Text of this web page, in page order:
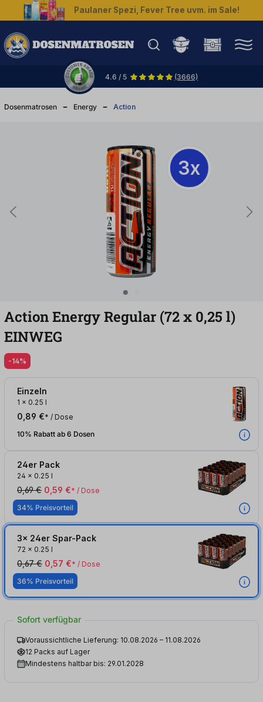
springen Paulaner Spezi, Fever Tree uvm. im Sale!
4.6 / 5 (3666)
Dosenmatrosen Energy Action
3x
Action Energy Regular (72x 0,25 l)
EINWEG
-14%
Einzeln
1 x 0.25 l
0,89 €* / Dose
10% Rabatt ab 6 Dosen
24er Pack
24 x 0.25 l
0,69 € 0,59 €* / Dose
34% Preisvorteil
3x 24er Spar-Pack
72 x 0.25 l
0,67 € 0,57 €* / Dose
36% Preisvorteil
Sofort verfügbar
Voraussichtliche Lieferung: 10.08.2026 – 11.08.2026
12 Packs auf Lager
Mindestens haltbar bis: 29.01.2028